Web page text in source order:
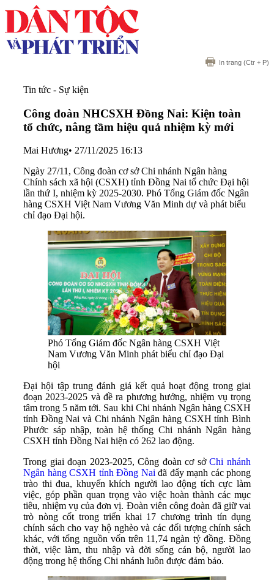
In trang (Ctr + P)
Tin tức - Sự kiện
Công đoàn NHCSXH Đồng Nai: Kiện toàn
tổ chức, nâng tầm hiệu quả nhiệm kỳ mới
Mai Hương• 27/11/2025 16:13
Ngày 27/11, Công đoàn cơ sở Chi nhánh Ngân hàng
Chính sách xã hội (CSXH) tỉnh Đồng Nai tổ chức Đại hội
lần thứ I, nhiệm kỳ 2025-2030. Phó Tổng Giám đốc Ngân
hàng CSXH Việt Nam Vương Văn Minh dự và phát biểu
chỉ đạo Đại hội.
Phó Tổng Giám đốc Ngân hàng CSXH Việt
Nam Vương Văn Minh phát biểu chỉ đạo Đại
hội
Đại hội tập trung đánh giá kết quả hoạt động trong giai
đoạn 2023-2025 và đề ra phương hướng, nhiệm vụ trọng
tâm trong 5 năm tới. Sau khi Chi nhánh Ngân hàng CSXH
tỉnh Đồng Nai và Chi nhánh Ngân hàng CSXH tỉnh Bình
Phước sáp nhập, toàn hệ thống Chi nhánh Ngân hàng
CSXH tỉnh Đồng Nai hiện có 262 lao động.
Trong giai đoạn 2023-2025, Công đoàn cơ sởChi nhánh
Ngân hàng CSXH tỉnh Đồng Nai đã đẩy mạnh các phong
trào thi đua, khuyến khích người lao động tích cực làm
việc, góp phần quan trọng vào việc hoàn thành các mục
tiêu, nhiệm vụ của đơn vị. Đoàn viên công đoàn đã giữ vai
trò nòng cốt trong triển khai 17 chương trình tín dụng
chính sách cho vay hộ nghèo và các đối tượng chính sách
khác, với tổng nguồn vốn trên 11,74 ngàn tỷ đồng. Đồng
thời, việc làm, thu nhập và đời sống cán bộ, người lao
động trong hệ thống Chi nhánh luôn được đảm bảo.